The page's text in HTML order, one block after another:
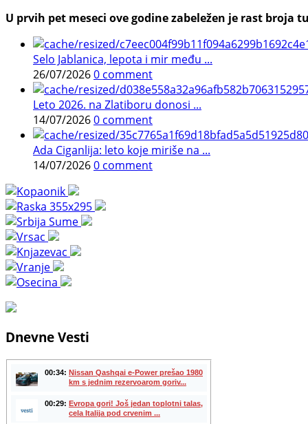
U prvih pet meseci ove godine zabeležen je rast
Selo Jablanica, lepota i mir među ...
26/07/20260 comment
Leto 2026. na Zlatiboru donosi ...
14/07/20260 comment
Ada Ciganlija: leto koje miriše na ...
14/07/20260 comment
Dnevne Vesti